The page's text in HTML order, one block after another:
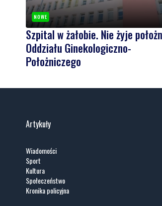
NOWE
Szpital w żałobie. Nie żyje
Oddziału Ginekologiczno-
Położniczego
Artykuły
Wiadomości
Sport
Kultura
Społeczeństwo
Kronika policyjna